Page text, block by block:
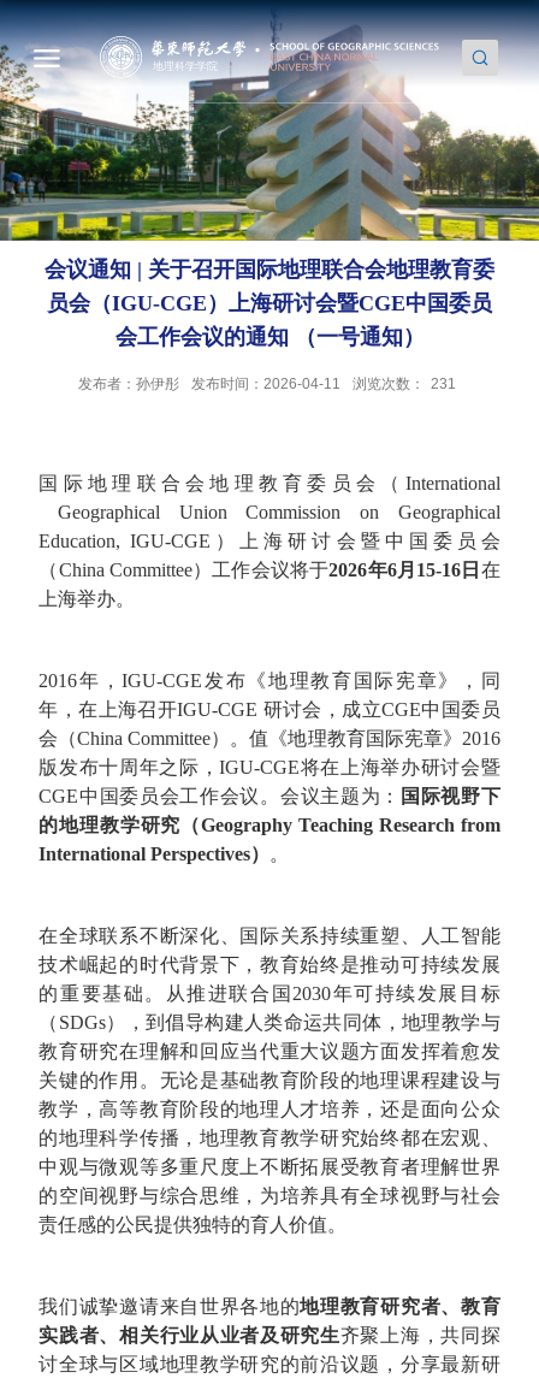
会议通知 | 关于召开国际地理联合会地理教育委
员会（IGU-CGE）上海研讨会暨CGE中国委员
会工作会议的通知 （一号通知）
发布者：孙伊彤 发布时间：2026-04-11 浏览次数： 231
国际地理联合会地理教育委员会（International
Geographical Union Commission on Geographical
Education, IGU-CGE）上海研讨会暨中国委员会
（China Committee）工作会议将于2026年6月15-16日 在
上海举办。
2016年，IGU-CGE发布《地理教育国际宪章》，同
年，在上海召开IGU-CGE 研讨会，成立CGE中国委员
会（China Committee）。值《地理教育国际宪章》2016
版发布十周年之际，IGU-CGE将在上海举办研讨会暨
CGE中国委员会工作会议。会议主题为：
国际视野下
的地理教学研究（Geography Teaching Research from
International Perspectives） 。
在全球联系不断深化、国际关系持续重塑、人工智能
技术崛起的时代背景下，教育始终是推动可持续发展
的重要基础。从推进联合国2030年可持续发展目标
（SDGs），到倡导构建人类命运共同体，地理教学与
教育研究在理解和回应当代重大议题方面发挥着愈发
关键的作用。无论是基础教育阶段的地理课程建设与
教学，高等教育阶段的地理人才培养，还是面向公众
的地理科学传播，地理教育教学研究始终都在宏观、
中观与微观等多重尺度上不断拓展受教育者理解世界
的空间视野与综合思维，为培养具有全球视野与社会
责任感的公民提供独特的育人价值。
我们诚挚邀请来自世界各地的地理教育研究者、教育
实践者、相关行业从业者及研究生齐聚上海，共同探
讨全球与区域地理教学研究的前沿议题，分享最新研